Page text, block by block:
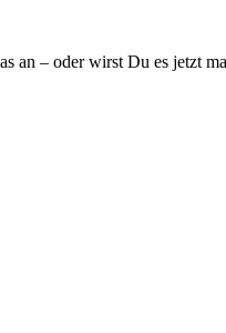
an – oder wirst Du es jetzt